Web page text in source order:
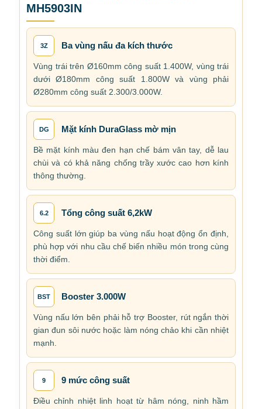
MH5903IN
3Z Ba vùng nấu đa kích thước
Vùng trái trên Ø160mm công suất 1.400W, vùng trái
dưới Ø180mm công suất 1.800W và vùng phải
Ø280mm công suất 2.300/3.000W.
DG Mặt kính DuraGlass mờ mịn
Bề mặt kính màu đen hạn chế bám vân tay, dễ lau
chùi và có khả năng chống trầy xước cao hơn kính
thông thường.
6.2 Tổng công suất 6,2kW
Công suất lớn giúp ba vùng nấu hoạt động ổn định,
phù hợp với nhu cầu chế biến nhiều món trong cùng
thời điểm.
BST Booster 3.000W
Vùng nấu lớn bên phải hỗ trợ Booster, rút ngắn thời
gian đun sôi nước hoặc làm nóng chảo khi cần nhiệt
mạnh.
9 9 mức công suất
Điều chỉnh nhiệt linh hoạt từ hâm nóng, ninh hầm